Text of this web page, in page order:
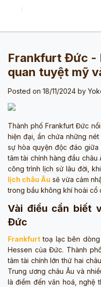
Frankfurt Đức -
quan tuyệt mỹ
Posted on 18/11/2024 by
Thành phố Frankfurt Đức
hiện đại, ẩn chứa những
sự hòa quyện độc đáo giữa
tâm tài chính hàng đầu
công trình lịch sử lâu đời,
lịch châu Âu sẽ vừa cảm
trong bầu không khí hoài cổ
Vài điều cần biết
Đức
Frankfurt toạ lạc bên dòng
Hessen của Đức. Thành
tâm tài chính lớn thứ hai
Trung ương châu Âu và
là điểm đến văn hoá, nghệ